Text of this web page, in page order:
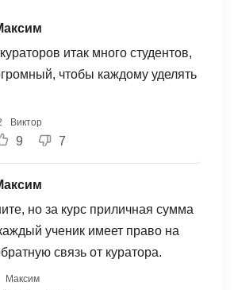
очень загружен, обучится не
поэтому не заходил какое-то
более свободен решил
доступ в личный кабинет к
Куратор ни разу не вышел
преподаватели и кураторы не
- только деньги поиметь с
MaEd не дают.
итак много студентов,
чтобы каждому уделять
Виктор
9 7
но за курс приличная сумма
ученик имеет право на
связь от куратора.
Максим